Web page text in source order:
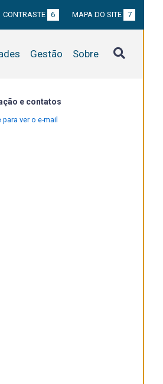
CONTRASTE 6 MAPA DO SITE 7
Gestão Sobre
e contatos
para ver o e-mail